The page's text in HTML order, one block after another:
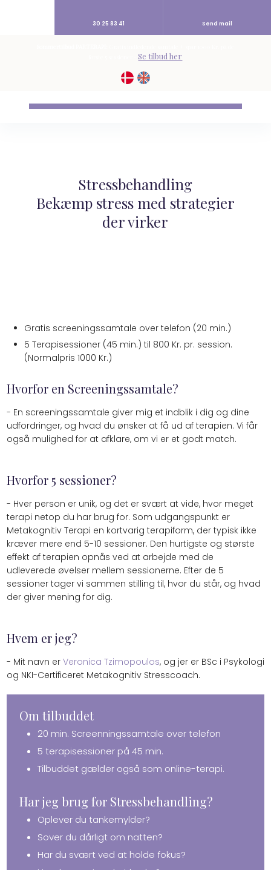
30 25 83 41 Send mail
første 5 sessioner -Se tilbud her
​Stressbehandling
​Bekæmp stress med strategier
der virker
Gratis screeningssamtale over telefon (20 min.)
5 Terapisessioner (45 min.) til 800 Kr. pr. session.
(Normalpris 1000 Kr.)​
Hvorfor en Screeningssamtale?
​- En screeningssamtale giver mig et indblik i dig og dine
udfordringer, og hvad du ønsker at få ud af terapien. Vi får
også mulighed for at afklare, om vi er et godt match.
Hvorfor 5 sessioner?
- Hver person er unik, og det er svært at vide, hvor meget
terapi netop du har brug for. Som udgangspunkt er
Metakognitiv Terapi en kortvarig terapiform, der typisk ikke
kræver mere end 5-10 sessioner. Den hurtigste og største
effekt af terapien opnås ved at arbejde med de
udleverede øvelser mellem sessionerne. Efter de 5
sessioner tager vi sammen stilling til, hvor du står, og hvad
der giver mening for dig.
Hvem er jeg?
- Mit navn er Veronica Tzimopoulos, og jer er BSc i Psykologi
og NKI-Certificeret Metakognitiv Stresscoach.​
Om tilbuddet
20 min. Screenningssamtale over telefon
5 terapisessioner på 45 min.
Tilbuddet gælder også som online-terapi.
Har jeg brug for Stressbehandling?
​Oplever du tankemylder?
Sover du dårligt om natten?
Har du svært ved at holde fokus?